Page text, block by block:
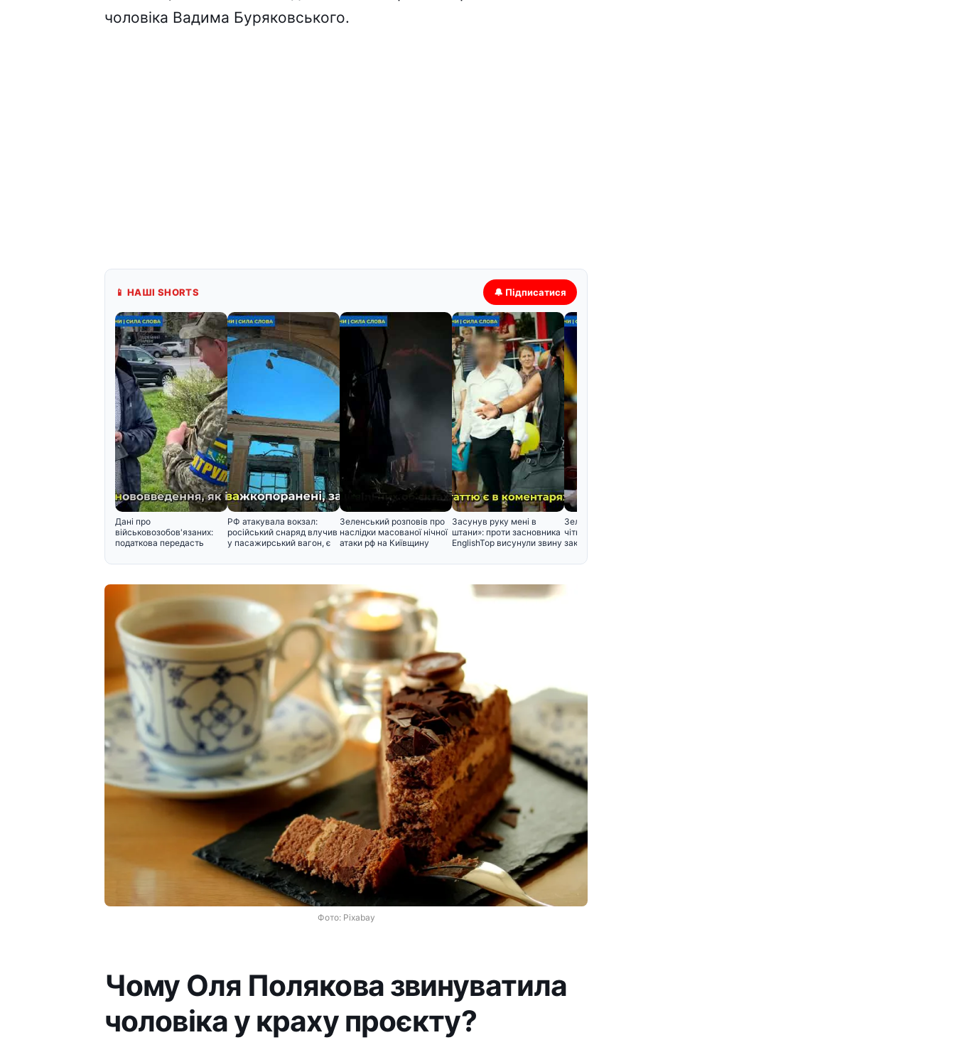
чоловіка Вадима Буряковського.
📱 НАШІ SHORTS 🔔 Підписатися
Дані про
військовозобов'язаних:
податкова передасть
РФ атакувала вокзал:
російський снаряд влучив
у пасажирський вагон, є
Зеленський розповів про
наслідки масованої нічної
атаки рф на Київщину
Засунув руку мені в
штани»: проти засновника
EnglishTop висунули звину
Зеленський встановив
чіткий термін для
закінчення війни
Фото: Pixabay
Чому Оля Полякова звинуватила
чоловіка у краху проєкту?